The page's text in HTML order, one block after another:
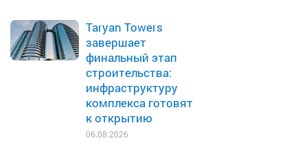
Taryan Towers
завершает
финальный этап
строительства:
инфраструктуру
комплекса готовят
к открытию
06.08.2026